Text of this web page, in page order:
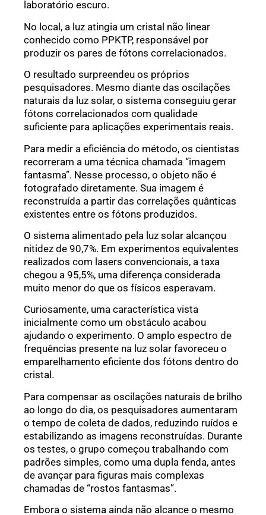
laboratório escuro.
No local, a luz atingia um cristal não linear
conhecido como PPKTP, responsável por
produzir os pares de fótons correlacionados.
O resultado surpreendeu os próprios
pesquisadores. Mesmo diante das oscilações
naturais da luz solar, o sistema conseguiu gerar
fótons correlacionados com qualidade
suficiente para aplicações experimentais reais.
Para medir a eficiência do método, os cientistas
recorreram a uma técnica chamada “imagem
fantasma”. Nesse processo, o objeto não é
fotografado diretamente. Sua imagem é
reconstruída a partir das correlações quânticas
existentes entre os fótons produzidos.
O sistema alimentado pela luz solar alcançou
nitidez de 90,7%. Em experimentos equivalentes
realizados com lasers convencionais, a taxa
chegou a 95,5%, uma diferença considerada
muito menor do que os físicos esperavam.
Curiosamente, uma característica vista
inicialmente como um obstáculo acabou
ajudando o experimento. O amplo espectro de
frequências presente na luz solar favoreceu o
emparelhamento eficiente dos fótons dentro do
cristal.
Para compensar as oscilações naturais de brilho
ao longo do dia, os pesquisadores aumentaram
o tempo de coleta de dados, reduzindo ruídos e
estabilizando as imagens reconstruídas. Durante
os testes, o grupo começou trabalhando com
padrões simples, como uma dupla fenda, antes
de avançar para figuras mais complexas
chamadas de “rostos fantasmas”.
Embora o sistema ainda não alcance o mesmo